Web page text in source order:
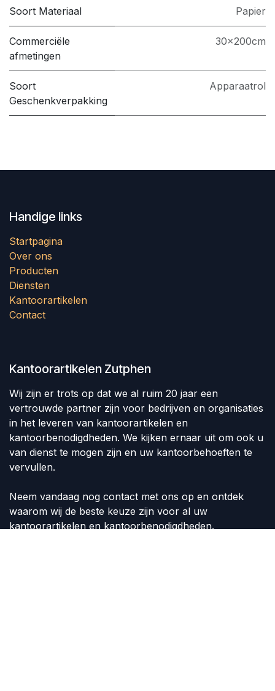
Soort Materiaal Papier
Commerciële
afmetingen
30x200cm
Soort
Geschenkverpakking
Apparaatrol
Handige links
Startpagina
Over ons
Producten
Diensten
Kantoorartikelen
Contact
Kantoorartikelen Zutphen
Wij zijn er trots op dat we al ruim 20 jaar een
vertrouwde partner zijn voor bedrijven en organisaties
in het leveren van kantoorartikelen en
kantoorbenodigdheden. We kijken ernaar uit om ook u
van dienst te mogen zijn en uw kantoorbehoeften te
vervullen.
Neem vandaag nog contact met ons op en ontdek
waarom wij de beste keuze zijn voor al uw
kantoorartikelen en kantoorbenodigdheden.